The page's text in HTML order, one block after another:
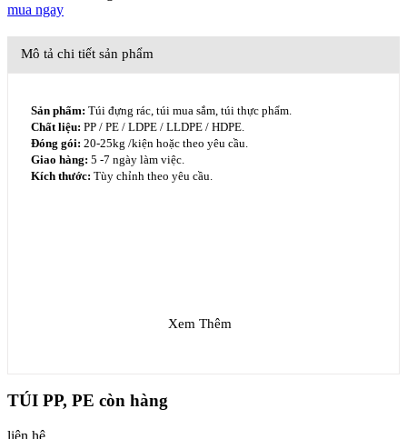
mua ngay
Mô tả chi tiết sản phẩm
Sản phẩm: Túi đựng rác, túi mua sắm, túi thực phẩm.
Chất liệu: PP / PE / LDPE / LLDPE / HDPE.
Đóng gói: 20-25kg /kiện hoặc theo yêu cầu.
Giao hàng: 5 -7 ngày làm việc.
Kích thước: Tùy chỉnh theo yêu cầu.
Xem Thêm
TÚI PP, PE còn hàng
liên hệ